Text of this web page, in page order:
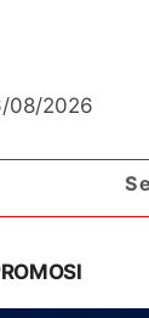
08/2026